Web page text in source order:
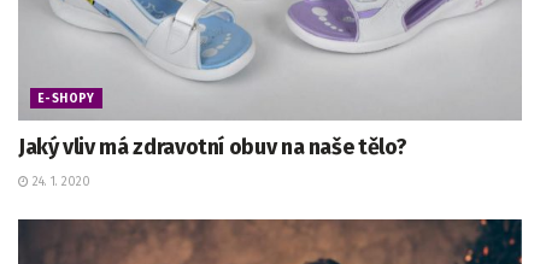
E-SHOPY
Jaký vliv má zdravotní obuv na naše tělo?
24. 1. 2020